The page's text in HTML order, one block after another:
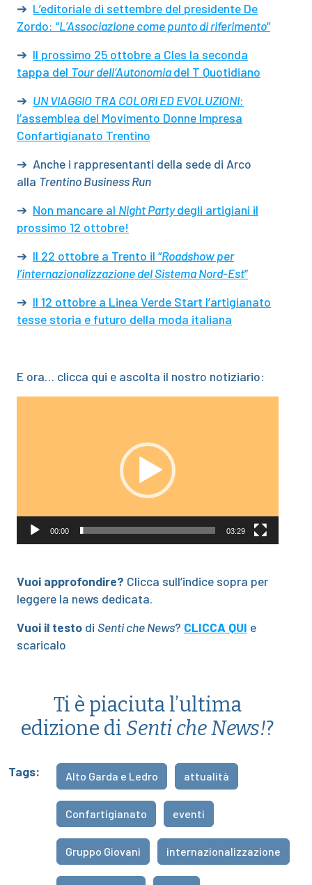
➔ L’editoriale di settembre del presidente De
Zordo: “L’Associazione come punto di riferimento”
➔ Il prossimo 25 ottobre a Cles la seconda
tappa del Tour dell’Autonomiadel T Quotidiano
➔ UN VIAGGIO TRA COLORI ED EVOLUZIONI:
l’assemblea del Movimento Donne Impresa
Confartigianato Trentino
➔ Anche i rappresentanti della sede di Arco
alla Trentino Business Run
➔ Non mancare al Night Partydegli artigiani il
prossimo 12 ottobre!
➔ Il 22 ottobre a Trento il “Roadshow per
l’internazionalizzazione del Sistema Nord-Est”
➔ Il 12 ottobre a Linea Verde Start l’artigianato
tesse storia e futuro della moda italiana
E ora… clicca qui e ascolta il nostro notiziario:
00:00 03:29
Vuoi approfondire? Clicca sull’indice sopra per
leggere la news dedicata.
Vuoi il testo di Senti che News? CLICCA QUI e
scaricalo
Ti è piaciuta l’ultima
edizione di Senti che News!?
Tags: Alto Garda e Ledro attualità
Confartigianato eventi
Gruppo Giovani internazionalizzazione